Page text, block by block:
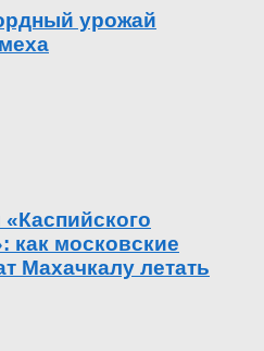
урожай
как московские
Махачкалу летать